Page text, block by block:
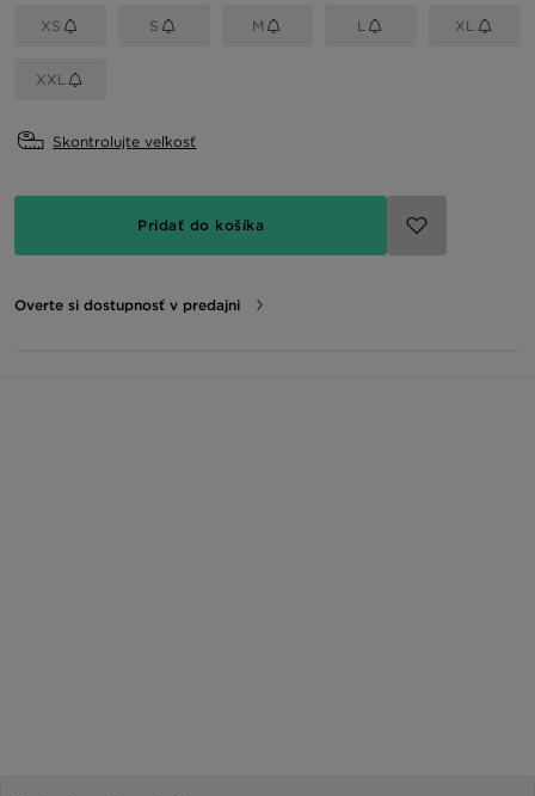
XS S M L XL
XXL
Skontrolujte veľkosť
Pridať do košíka
Overte si dostupnosť v predajni